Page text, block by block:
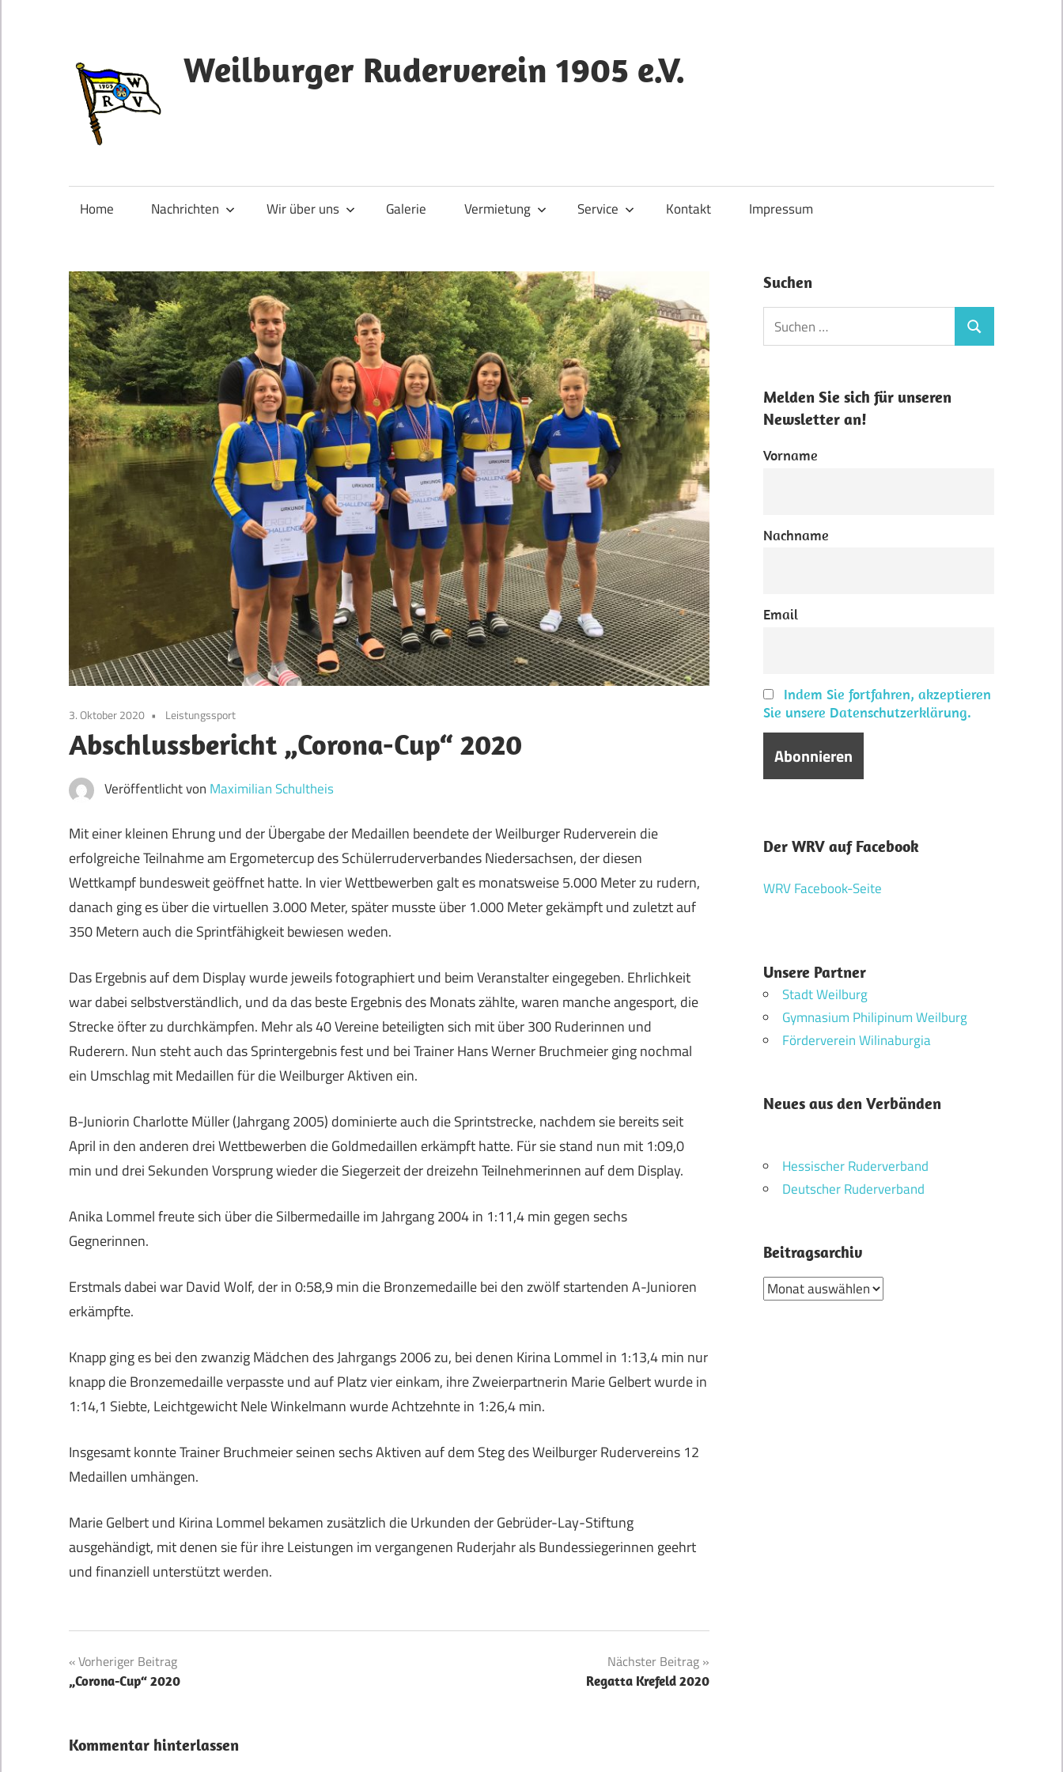
Weilburger Ruderverein 1905 e.V.
Home Nachrichten Wir über uns Galerie Vermietung Service Kontakt Impressum
3. Oktober 2020 Leistungssport
Abschlussbericht „Corona-Cup“ 2020
Veröffentlicht von Maximilian Schultheis
Mit einer kleinen Ehrung und der Übergabe der Medaillen beendete der Weilburger Ruderverein die
erfolgreiche Teilnahme am Ergometercup des Schülerruderverbandes Niedersachsen, der diesen
Wettkampf bundesweit geöffnet hatte. In vier Wettbewerben galt es monatsweise 5.000 Meter zu rudern,
danach ging es über die virtuellen 3.000 Meter, später musste über 1.000 Meter gekämpft und zuletzt auf
350 Metern auch die Sprintfähigkeit bewiesen weden.
Das Ergebnis auf dem Display wurde jeweils fotographiert und beim Veranstalter eingegeben. Ehrlichkeit
war dabei selbstverständlich, und da das beste Ergebnis des Monats zählte, waren manche angesport, die
Strecke öfter zu durchkämpfen. Mehr als 40 Vereine beteiligten sich mit über 300 Ruderinnen und
Ruderern. Nun steht auch das Sprintergebnis fest und bei Trainer Hans Werner Bruchmeier ging nochmal
ein Umschlag mit Medaillen für die Weilburger Aktiven ein.
B-Juniorin Charlotte Müller (Jahrgang 2005) dominierte auch die Sprintstrecke, nachdem sie bereits seit
April in den anderen drei Wettbewerben die Goldmedaillen erkämpft hatte. Für sie stand nun mit 1:09,0
min und drei Sekunden Vorsprung wieder die Siegerzeit der dreizehn Teilnehmerinnen auf dem Display.
Anika Lommel freute sich über die Silbermedaille im Jahrgang 2004 in 1:11,4 min gegen sechs
Gegnerinnen.
Erstmals dabei war David Wolf, der in 0:58,9 min die Bronzemedaille bei den zwölf startenden A-Junioren
erkämpfte.
Knapp ging es bei den zwanzig Mädchen des Jahrgangs 2006 zu, bei denen Kirina Lommel in 1:13,4 min nur
knapp die Bronzemedaille verpasste und auf Platz vier einkam, ihre Zweierpartnerin Marie Gelbert wurde in
1:14,1 Siebte, Leichtgewicht Nele Winkelmann wurde Achtzehnte in 1:26,4 min.
Insgesamt konnte Trainer Bruchmeier seinen sechs Aktiven auf dem Steg des Weilburger Rudervereins 12
Medaillen umhängen.
Marie Gelbert und Kirina Lommel bekamen zusätzlich die Urkunden der Gebrüder-Lay-Stiftung
ausgehändigt, mit denen sie für ihre Leistungen im vergangenen Ruderjahr als Bundessiegerinnen geehrt
und finanziell unterstützt werden.
Beitragsnavigation
Vorheriger Beitrag
„Corona-Cup“ 2020
Nächster Beitrag
Regatta Krefeld 2020
Kommentar hinterlassen
Suchen
Suchen
nach:
Suchen
Melden Sie sich für unseren
Newsletter an!
Vorname
Nachname
Email
Indem Sie fortfahren, akzeptieren
Sie unsere Datenschutzerklärung.
Der WRV auf Facebook
WRV Facebook-Seite
Unsere Partner
Stadt Weilburg
Gymnasium Philipinum Weilburg
Förderverein Wilinaburgia
Neues aus den Verbänden
Hessischer Ruderverband
Deutscher Ruderverband
Beitragsarchiv
Beitragsarchiv